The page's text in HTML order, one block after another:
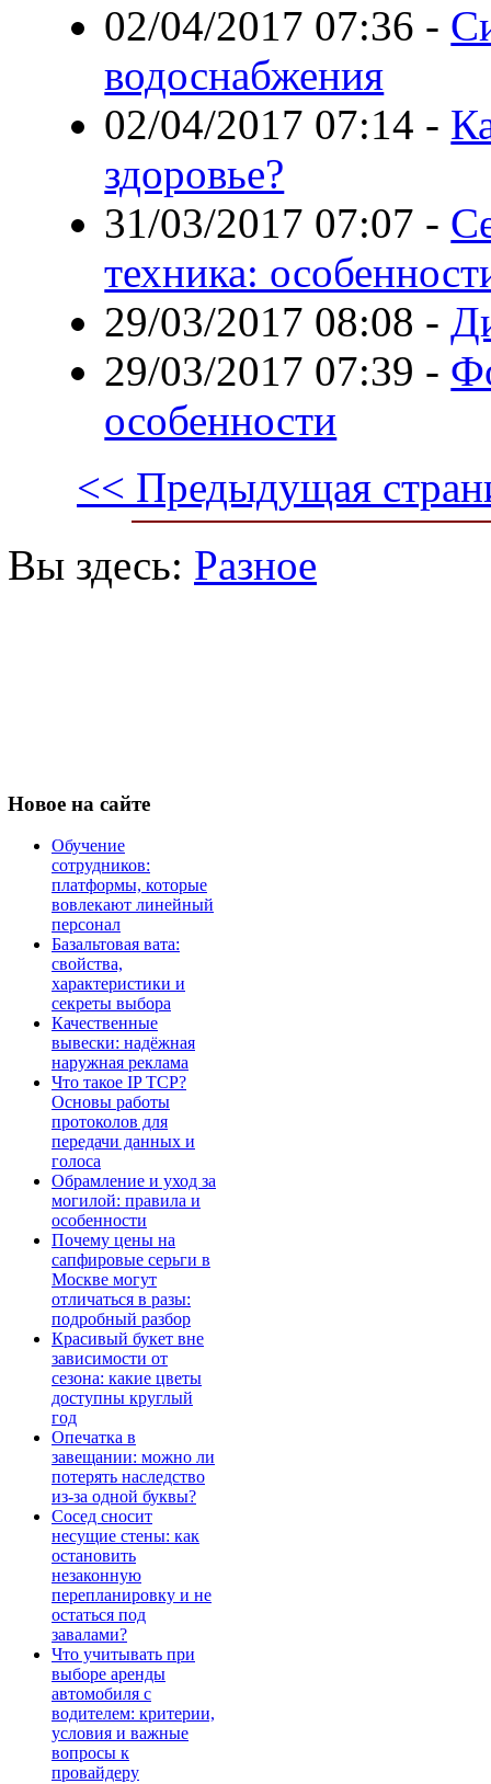
02/04/2017 07:36 -
водоснабжения
02/04/2017 07:14 -
здоровье?
31/03/2017 07:07 -
техника:
29/03/2017 08:08 -
29/03/2017 07:39 -
особенности
<< Предыдущая
Вы здесь: Разное
Новое на сайте
Обучение
сотрудников:
платформы, которые
вовлекают линейный
персонал
Базальтовая вата:
свойства,
характеристики и
секреты выбора
Качественные
вывески: надёжная
наружная реклама
Что такое IP TCP?
Основы работы
протоколов для
передачи данных и
голоса
Обрамление и уход за
могилой: правила и
особенности
Почему цены на
сапфировые серьги в
Москве могут
отличаться в разы:
подробный разбор
Красивый букет вне
зависимости от
сезона: какие цветы
доступны круглый
год
Опечатка в
завещании: можно ли
потерять наследство
из-за одной буквы?
Сосед сносит
несущие стены: как
остановить
незаконную
перепланировку и не
остаться под
завалами?
Что учитывать при
выборе аренды
автомобиля с
водителем: критерии,
условия и важные
вопросы к
провайдеру